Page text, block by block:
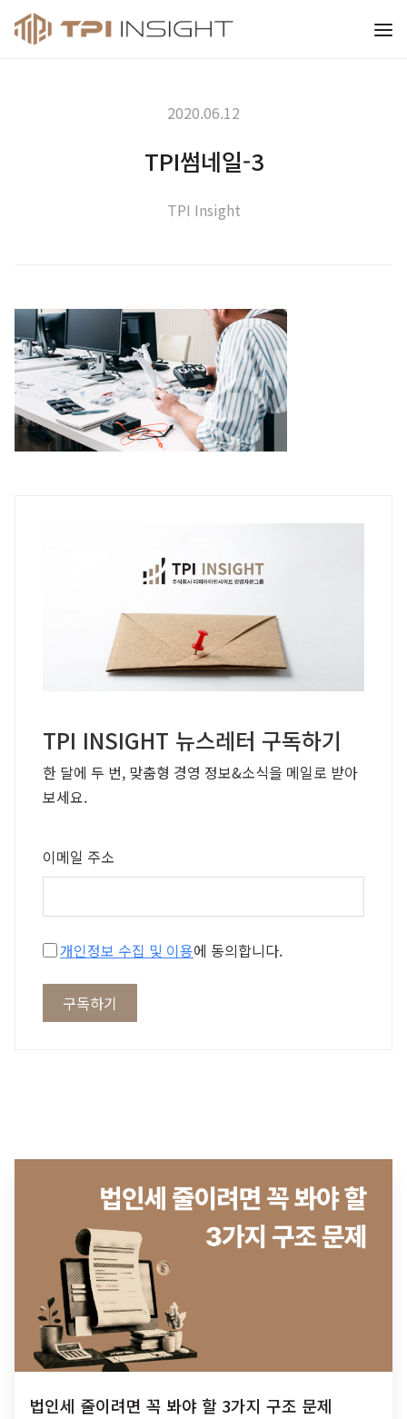
티피아이 인사이트
2020.06.12
TPI썸네일-3
TPI Insight
TPI INSIGHT 뉴스레터 구독하기
한 달에 두 번, 맞춤형 경영 정보&소식을 메일로 받아
보세요.
이메일 주소
개인정보 수집 및 이용에 동의합니다.
구독하기
법인세 줄이려면 꼭 봐야 할 3가지 구조 문제